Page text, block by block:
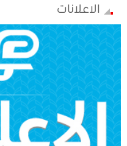
الاعلانات